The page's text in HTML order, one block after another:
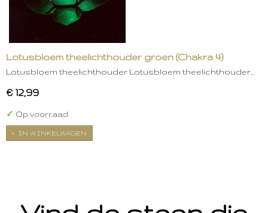
Lotusbloem theelichthouder groen (Chakra 4)
Lotusbloem theelichthouder Lotusbloem theelichthouder…
€ 12,99
✓ Op voorraad
IN WINKELWAGEN